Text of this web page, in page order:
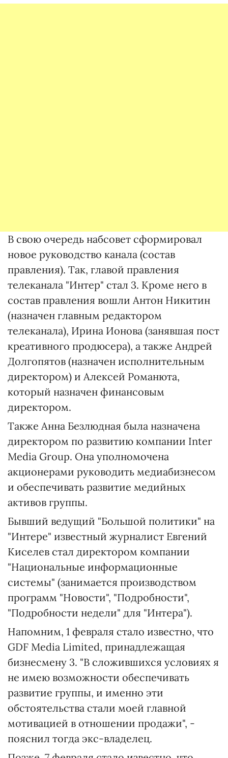
В свою очередь набсовет сформировал
новое руководство канала (состав
правления). Так, главой правления
телеканала "Интер" стал 3. Кроме него в
состав правления вошли Антон Никитин
(назначен главным редактором
телеканала), Ирина Ионова (занявшая пост
креативного продюсера), а также Андрей
Долгопятов (назначен исполнительным
директором) и Алексей Романюта,
который назначен финансовым
директором.
Также Анна Безлюдная была назначена
директором по развитию компании Inter
Media Group. Она уполномочена
акционерами руководить медиабизнесом
и обеспечивать развитие медийных
активов группы.
Бывший ведущий "Большой политики" на
"Интере" известный журналист Евгений
Киселев стал директором компании
"Национальные информационные
системы" (занимается производством
программ "Новости", "Подробности",
"Подробности недели" для "Интера").
Напомним, 1 февраля стало известно, что
GDF Media Limited, принадлежащая
бизнесмену 3. "В сложившихся условиях я
не имею возможности обеспечивать
развитие группы, и именно эти
обстоятельства стали моей главной
мотивацией в отношении продажи", -
пояснил тогда экс-владелец.